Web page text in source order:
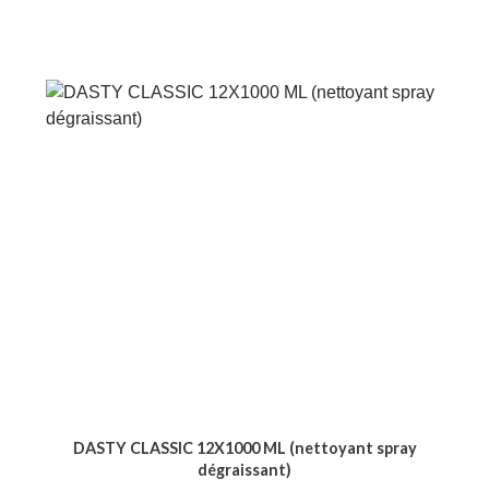
DASTY CLASSIC 12X1000 ML (nettoyant spray
dégraissant)